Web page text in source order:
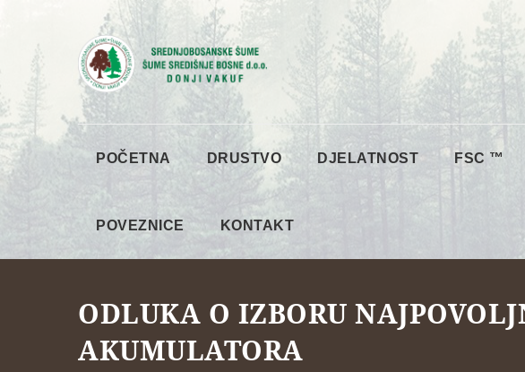
POČETNA DRUSTVO DJELATNOST FSC ™
POVEZNICE KONTAKT
ODLUKA O IZBORU
AKUMULATORA